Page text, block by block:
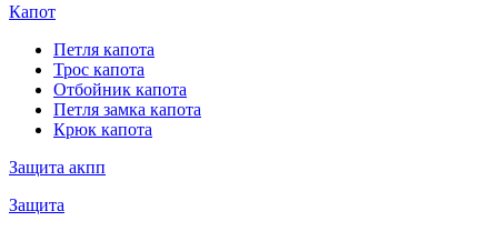
Капот
Петля капота
Трос капота
Отбойник капота
Петля замка капота
Крюк капота
Защита акпп
Защита